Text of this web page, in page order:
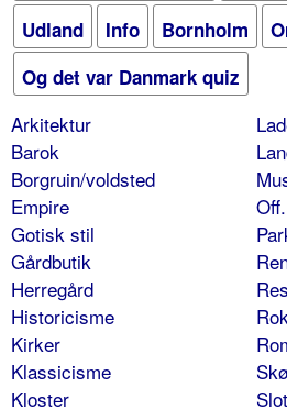
Udland
Info Bornholm
Og det var Danmark quiz
Arkitektur
Barok
Borgruin/voldsted
Empire
Gotisk stil
Gårdbutik
Herregård
Historicisme
Kirker
Klassicisme
Kloster
Slot